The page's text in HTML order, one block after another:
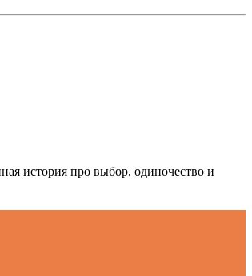
история про выбор, одиночество и